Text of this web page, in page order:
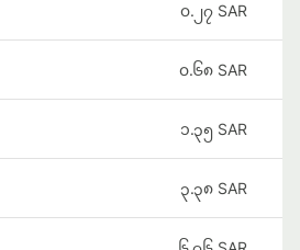
၀.၂၇ SAR
၀.၆၈ SAR
၁.၃၅ SAR
၃.၃၈ SAR